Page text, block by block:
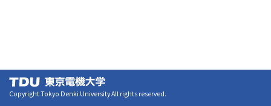
Copyright Tokyo Denki University All rights reserved.